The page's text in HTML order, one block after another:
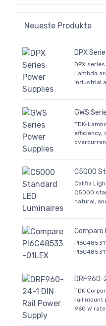
Neueste Produkte
DPX
DPX
Lambda
industrial
GWS
TDK-
efficiency,
C5000
Califia
C5000
natural,
Compare
DRF960-
TDK
rail mount
960 W